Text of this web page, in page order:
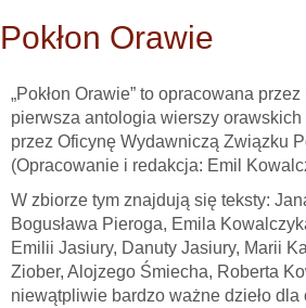
Pokłon Orawie
„Pokłon Orawie” to opracowana
pierwsza antologia wierszy orawskich
przez Oficynę Wydawniczą Związku
(Opracowanie i redakcja: Emil
W zbiorze tym znajdują się teksty:
Bogusława Pieroga, Emila
Emilii Jasiury, Danuty Jasiury, Marii
Ziober, Alojzego Śmiecha, Roberta
niewątpliwie bardzo ważne dzieło